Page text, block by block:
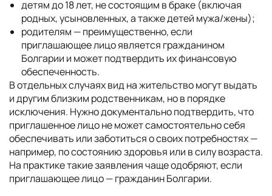
детям до 18 лет, не состоящим в браке (включая
родных, усыновленных, а также детей мужа/жены);
родителям — преимущественно, если
приглашающее лицо является гражданином
Болгарии и может подтвердить их финансовую
обеспеченность.
В отдельных случаях вид на жительство могут выдать
и другим близким родственникам, но в порядке
исключения. Нужно документально подтвердить, что
приглашенное лицо не может самостоятельно себя
обеспечивать или заботиться о своих потребностях —
например, по состоянию здоровья или в силу возраста.
На практике такие заявления чаще одобряют, если
приглашающее лицо — гражданин Болгарии.